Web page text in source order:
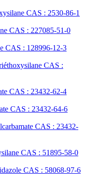
CAS : 2530-86-1
CAS : 227085-51-0
CAS : 128996-12-3
CAS :
CAS : 23432-62-4
CAS : 23432-64-6
CAS : 23432-
CAS : 51895-58-0
CAS : 58068-97-6